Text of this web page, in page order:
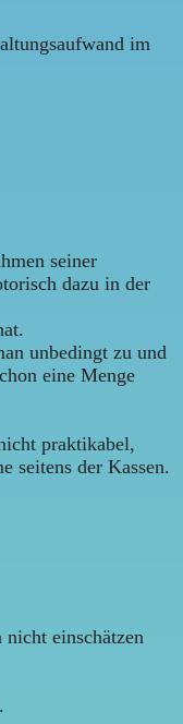
im
seiner
dazu in der
unbedingt zu und
eine Menge
praktikabel,
seitens der Kassen.
einschätzen